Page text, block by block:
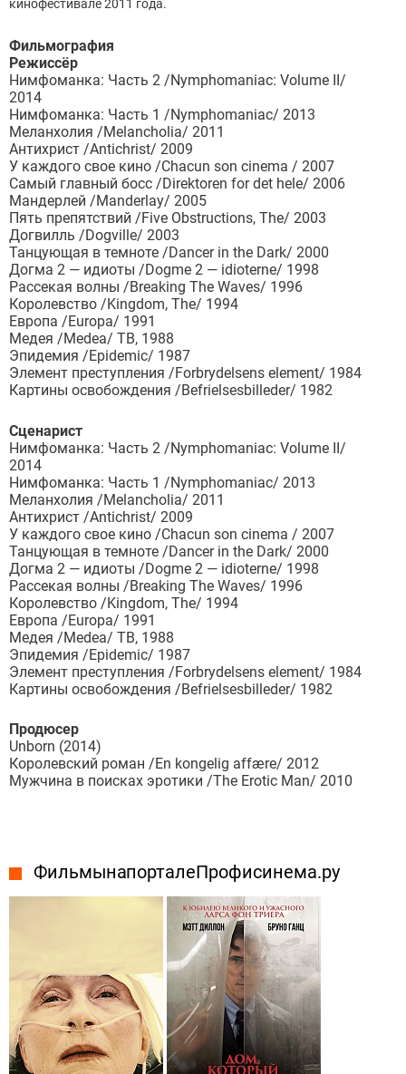
кинофестивале 2011 года.
Фильмография
Режиссёр
Нимфоманка: Часть 2 /Nymphomaniac: Volume II/
2014
Нимфоманка: Часть 1 /Nymphomaniac/ 2013
Меланхолия /Melancholia/ 2011
Антихрист /Antichrist/ 2009
У каждого свое кино /Chacun son cinema / 2007
Самый главный босс /Direktoren for det hele/ 2006
Мандерлей /Manderlay/ 2005
Пять препятствий /Five Obstructions, The/ 2003
Догвилль /Dogville/ 2003
Танцующая в темноте /Dancer in the Dark/ 2000
Догма 2 — идиоты /Dogme 2 — idioterne/ 1998
Рассекая волны /Breaking The Waves/ 1996
Королевство /Kingdom, The/ 1994
Европа /Europa/ 1991
Медея /Medea/ ТВ, 1988
Эпидемия /Epidemic/ 1987
Элемент преступления /Forbrydelsens element/ 1984
Картины освобождения /Befrielsesbilleder/ 1982
Сценарист
Нимфоманка: Часть 2 /Nymphomaniac: Volume II/
2014
Нимфоманка: Часть 1 /Nymphomaniac/ 2013
Меланхолия /Melancholia/ 2011
Антихрист /Antichrist/ 2009
У каждого свое кино /Chacun son cinema / 2007
Танцующая в темноте /Dancer in the Dark/ 2000
Догма 2 — идиоты /Dogme 2 — idioterne/ 1998
Рассекая волны /Breaking The Waves/ 1996
Королевство /Kingdom, The/ 1994
Европа /Europa/ 1991
Медея /Medea/ ТВ, 1988
Эпидемия /Epidemic/ 1987
Элемент преступления /Forbrydelsens element/ 1984
Картины освобождения /Befrielsesbilleder/ 1982
Продюсер
Unborn (2014)
Королевский роман /En kongelig affære/ 2012
Мужчина в поисках эротики /The Erotic Man/ 2010
Фильмы на портале Профисинема.ру